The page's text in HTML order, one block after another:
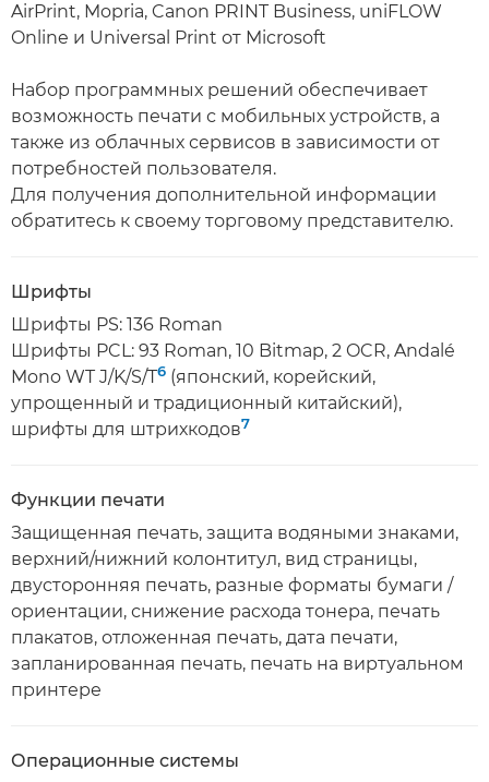
AirPrint, Mopria, Canon PRINT Business, uniFLOW
Online и Universal Print от Microsoft
Набор программных решений обеспечивает
возможность печати с мобильных устройств, а
также из облачных сервисов в зависимости от
потребностей пользователя.
Для получения дополнительной информации
обратитесь к своему торговому представителю.
Шрифты
Шрифты PS: 136 Roman
Шрифты PCL: 93 Roman, 10 Bitmap, 2 OCR, Andalé
Mono WT J/K/S/T6 (японский, корейский,
упрощенный и традиционный китайский),
шрифты для штрихкодов7
Функции печати
Защищенная печать, защита водяными знаками,
верхний/нижний колонтитул, вид страницы,
двусторонняя печать, разные форматы бумаги /
ориентации, снижение расхода тонера, печать
плакатов, отложенная печать, дата печати,
запланированная печать, печать на виртуальном
принтере
Операционные системы